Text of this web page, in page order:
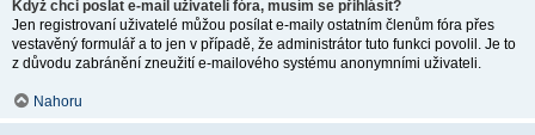
Když chci poslat e-mail uživateli fóra, musím se přihlásit?
Jen registrovaní uživatelé můžou posílat e-maily ostatním členům fóra přes
vestavěný formulář a to jen v případě, že administrátor tuto funkci povolil. Je to
z důvodu zabránění zneužití e-mailového systému anonymními uživateli.
Nahoru